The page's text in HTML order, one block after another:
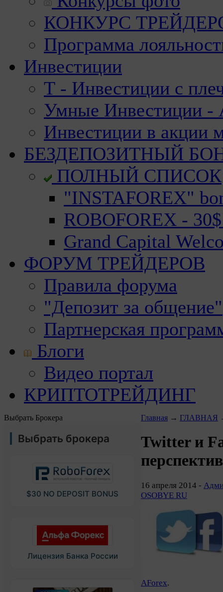
КОНКУРС
Программа
Инвестиции
Т - Инвестиции с
Умные Инвестиции -
Инвестиции в акции
БЕЗДЕПОЗИТНЫЙ
ПОЛНЫЙ СПИСОК
"INSTAFOREX"
ROBOFOREX -
Grand Capital
ФОРУМ ТРЕЙДЕРОВ
Правила форума
"Депозит за общение"
Партнерская
Блоги
Видео портал
КРИПТОТРЕЙДИНГ
Выбрать Брокера
Выбрать брокера
$30 NO DEPOSIT BONUS
Лицензия Банка России
Главная → ГЛАВНАЯ
Twitter и
16 апреля 2014 -
OSOBYE RU
AForex.